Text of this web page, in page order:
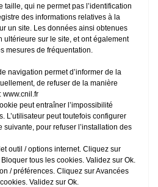
taille, qui ne permet pas l’identification
des informations relatives à la
un site. Les données ainsi obtenues
ultérieure sur le site, et ont également
mesures de fréquentation.
navigation permet d’informer de la
de refuser de la manière
www.cnil.fr
peut entraîner l’impossibilité
L’utilisateur peut toutefois configurer
pour refuser l’installation des
outil / options internet. Cliquez sur
tous les cookies. Validez sur Ok.
/ préférences. Cliquez sur Avancées
Validez sur Ok.